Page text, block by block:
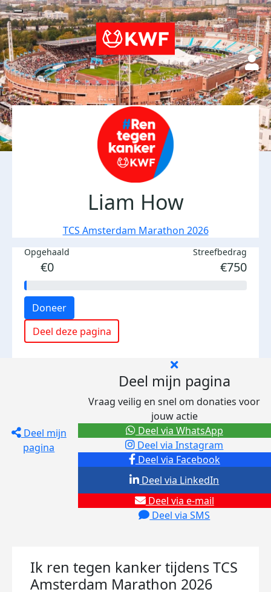
Liam How
TCS Amsterdam Marathon 2026
Opgehaald
€0
Streefbedrag
€750
Doneer
Deel deze pagina
Deel mijn
pagina
Deel mijn pagina
Vraag veilig en snel om donaties voor
jouw actie
Deel via Facebook
Deel via Instagram
Deel via e-mail
Deel via SMS
Deel via LinkedIn
Deel via WhatsApp
Ik ren tegen kanker tijdens TCS
Amsterdam Marathon 2026